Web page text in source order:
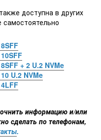
доступна в других
8SFF
10SFF
8SFF + 2 U.2 NVMe
10 U.2 NVMe
4LFF
информацию и/или
сделать по телефонам,
.